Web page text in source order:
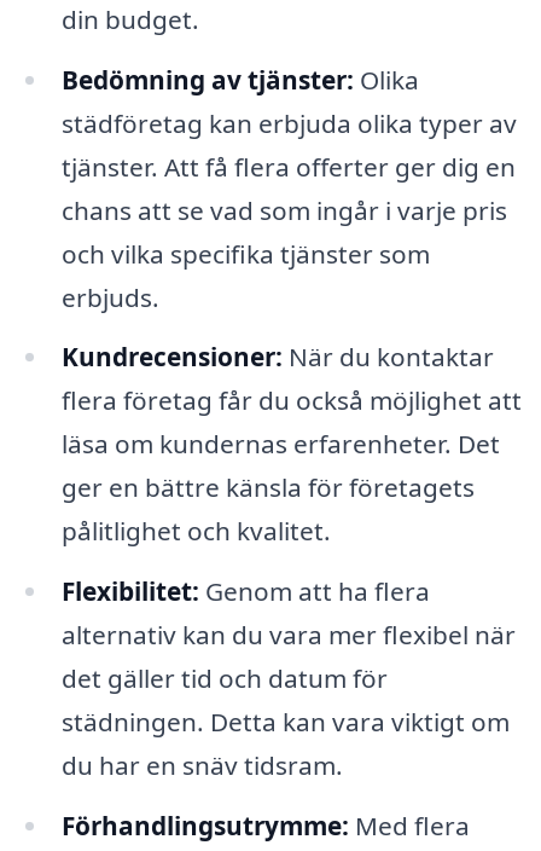
din budget.
Bedömning av tjänster: Olika
städföretag kan erbjuda olika typer av
tjänster. Att få flera offerter ger dig en
chans att se vad som ingår i varje pris
och vilka specifika tjänster som
erbjuds.
Kundrecensioner: När du kontaktar
flera företag får du också möjlighet att
läsa om kundernas erfarenheter. Det
ger en bättre känsla för företagets
pålitlighet och kvalitet.
Flexibilitet: Genom att ha flera
alternativ kan du vara mer flexibel när
det gäller tid och datum för
städningen. Detta kan vara viktigt om
du har en snäv tidsram.
Förhandlingsutrymme: Med flera